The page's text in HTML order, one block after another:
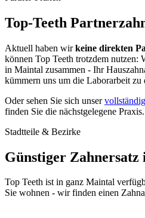
Top-Teeth
Aktuell haben wirkeine direkten
können Top Teeth trotzdem nutzen:
in Maintal zusammen - Ihr
kümmern uns um die Laborarbeit zu
Oder sehen Sie sich unser
finden Sie die nächstgelegene Praxis.
Stadtteile & Bezirke
Günstiger
Top Teeth ist in ganz Maintal
Sie wohnen - wir finden einen